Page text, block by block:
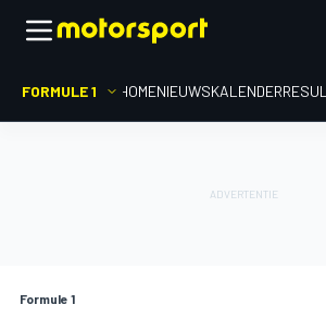
FORMULE 1 HOMENIEUWSKALENDER
Formule 1